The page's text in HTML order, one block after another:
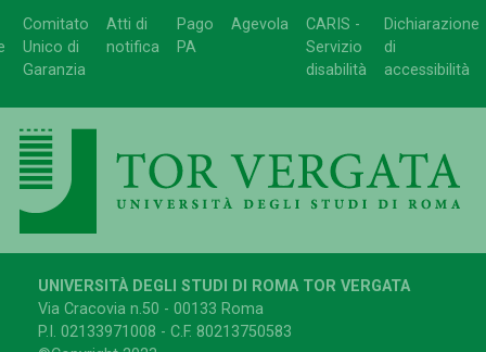
Comitato
Unico di
Garanzia
Atti di
notifica
Pago
PA
Agevola
CARIS -
Servizio
disabilità
Dichiarazione
di
accessibilità
UNIVERSITÀ DEGLI STUDI DI ROMA TOR VERGATA
Via Cracovia n.50 - 00133 Roma
P.I. 02133971008 - C.F. 80213750583